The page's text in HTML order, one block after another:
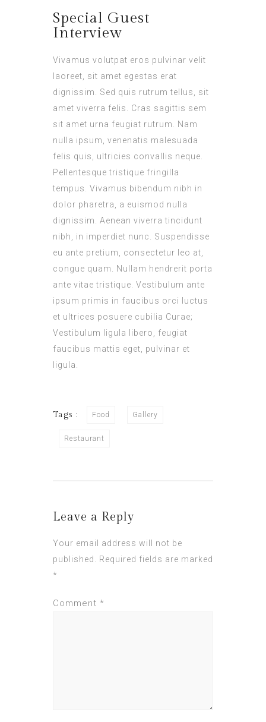
Special Guest
Interview
Vivamus volutpat eros pulvinar velit
laoreet, sit amet egestas erat
dignissim. Sed quis rutrum tellus, sit
amet viverra felis. Cras sagittis sem
sit amet urna feugiat rutrum. Nam
nulla ipsum, venenatis malesuada
felis quis, ultricies convallis neque.
Pellentesque tristique fringilla
tempus. Vivamus bibendum nibh in
dolor pharetra, a euismod nulla
dignissim. Aenean viverra tincidunt
nibh, in imperdiet nunc. Suspendisse
eu ante pretium, consectetur leo at,
congue quam. Nullam hendrerit porta
ante vitae tristique. Vestibulum ante
ipsum primis in faucibus orci luctus
et ultrices posuere cubilia Curae;
Vestibulum ligula libero, feugiat
faucibus mattis eget, pulvinar et
ligula.
Tags : Food Gallery
Restaurant
Leave a Reply
Your email address will not be
published.
Required fields are marked
*
Comment *